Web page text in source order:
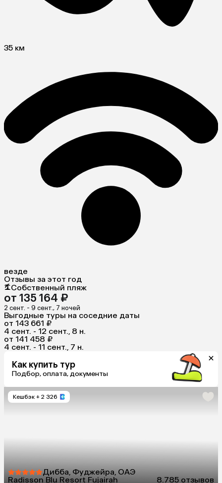
35 км
везде
Отзывы за этот год
Собственный пляж
от 135 164 ₽
2 сент. - 9 сент., 7 ночей
Выгодные туры на соседние даты
от 143 661 ₽
4 сент. - 12 сент., 8 н.
от 141 458 ₽
4 сент. - 11 сент., 7 н.
Как купить тур
Подбор, оплата, документы
Кешбэк + 2 326
Дибба, Фуджейра, ОАЭ
Radisson Blu Resort Fujairah
8.785 отзывов